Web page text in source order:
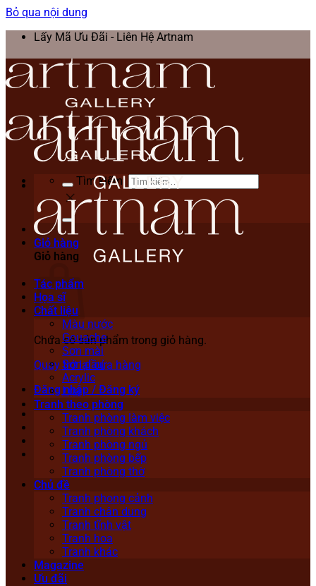
Bỏ qua nội dung
Lấy Mã Ưu Đãi - Liên Hệ Artnam
Tìm kiếm:
Giỏ hàng
Giỏ hàng
Chưa có sản phẩm trong giỏ hàng.
Quay trở lại cửa hàng
Đăng nhập / Đăng ký
Tác phẩm
Họa sĩ
Chất liệu
Màu nước
Gouache
Sơn mài
Sơn dầu
Acrylic
Lụa
Tranh theo phòng
Tranh phòng làm việc
Tranh phòng khách
Tranh phòng ngủ
Tranh phòng bếp
Tranh phòng thờ
Chủ đề
Tranh phong cảnh
Tranh chân dung
Tranh tĩnh vật
Tranh hoa
Tranh khác
Magazine
Ưu đãi